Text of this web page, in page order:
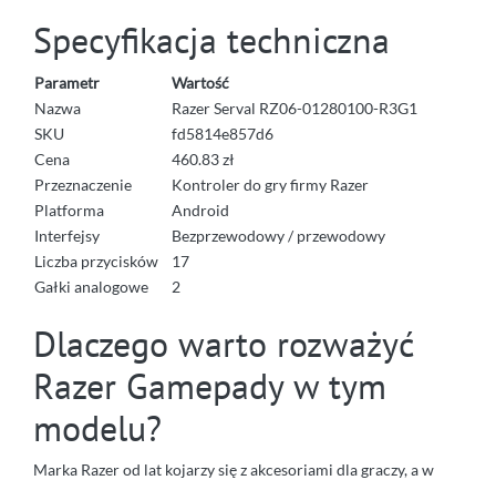
Specyfikacja techniczna
Parametr
Wartość
Nazwa
Razer Serval RZ06-01280100-R3G1
SKU
fd5814e857d6
Cena
460.83 zł
Przeznaczenie
Kontroler do gry firmy Razer
Platforma
Android
Interfejsy
Bezprzewodowy / przewodowy
Liczba przycisków
17
Gałki analogowe
2
Dlaczego warto rozważyć
Razer Gamepady w tym
modelu?
Marka Razer od lat kojarzy się z akcesoriami dla graczy, a w